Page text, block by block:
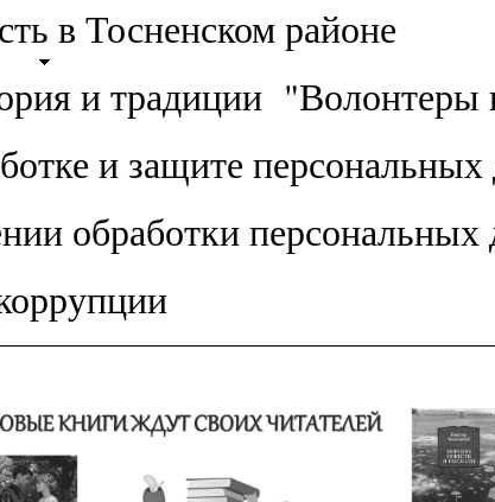
в Тосненском районе
и традиции "Волонтеры
и защите
обработки